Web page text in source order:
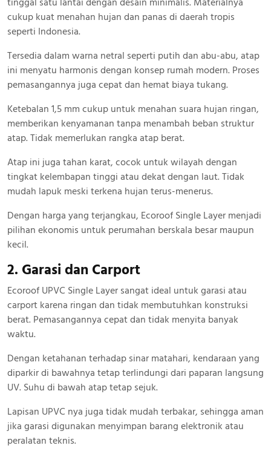
cukup kuat menahan hujan dan panas di daerah tropis
seperti Indonesia.
Tersedia dalam warna netral seperti putih dan abu-abu, atap
ini menyatu harmonis dengan konsep rumah modern. Proses
pemasangannya juga cepat dan hemat biaya tukang.
Ketebalan 1,5 mm cukup untuk menahan suara hujan ringan,
memberikan kenyamanan tanpa menambah beban struktur
atap. Tidak memerlukan rangka atap berat.
Atap ini juga tahan karat, cocok untuk wilayah dengan
tingkat kelembapan tinggi atau dekat dengan laut. Tidak
mudah lapuk meski terkena hujan terus-menerus.
Dengan harga yang terjangkau, Ecoroof Single Layer menjadi
pilihan ekonomis untuk perumahan berskala besar maupun
kecil.
2. Garasi dan Carport
Ecoroof UPVC Single Layer sangat ideal untuk garasi atau
carport karena ringan dan tidak membutuhkan konstruksi
berat. Pemasangannya cepat dan tidak menyita banyak
waktu.
Dengan ketahanan terhadap sinar matahari, kendaraan yang
diparkir di bawahnya tetap terlindungi dari paparan langsung
UV. Suhu di bawah atap tetap sejuk.
Lapisan UPVC nya juga tidak mudah terbakar, sehingga aman
jika garasi digunakan menyimpan barang elektronik atau
peralatan teknis.